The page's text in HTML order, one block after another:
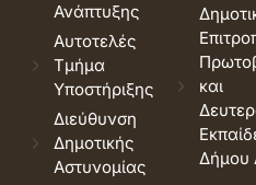
Ανάπτυξης
Αυτοτελές
Τμήμα
Υποστήριξης
Διεύθυνση
Δημοτικής
Αστυνομίας
και
Δήμου